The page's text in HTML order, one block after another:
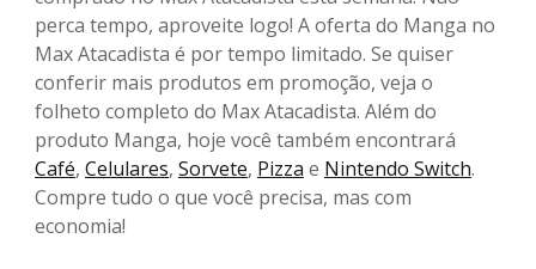
perca tempo, aproveite logo! A oferta do Manga no
Max Atacadista é por tempo limitado. Se quiser
conferir mais produtos em promoção, veja o
folheto completo do Max Atacadista. Além do
produto Manga, hoje você também encontrará
Café, Celulares, Sorvete, Pizza e Nintendo Switch.
Compre tudo o que você precisa, mas com
economia!